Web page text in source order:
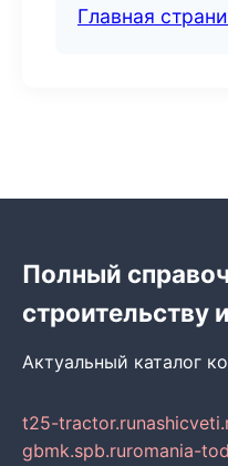
Главная
Полный
строительству
Актуальный каталог
t25-tractor.ru
gbmk.spb.ruromania-